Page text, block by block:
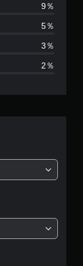
は
1
均
価
は
9％
5％
3％
2％